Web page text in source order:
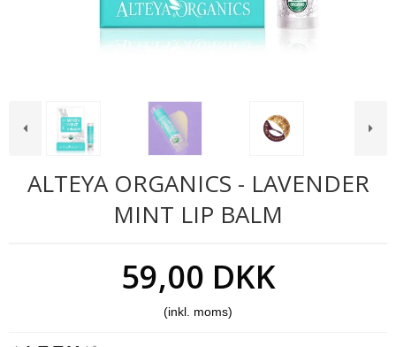
ALTEYA ORGANICS - LAVENDER
MINT LIP BALM
59,00 DKK
(inkl. moms)